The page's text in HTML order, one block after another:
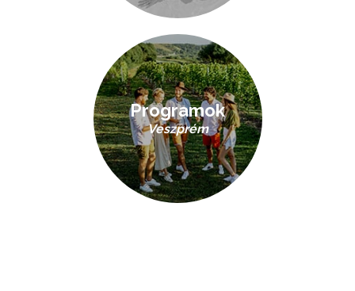
Programok
Veszprém